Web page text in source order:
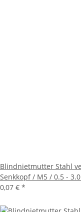
Blindnietmutter Stahl
Senkkopf / M5 / 0.5 -
0,07 € *